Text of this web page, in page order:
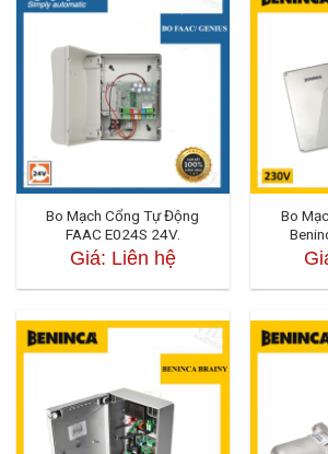
Bo Mạch Cổng Tự Động
FAAC E024S 24V.
Giá: Liên hệ
Bo